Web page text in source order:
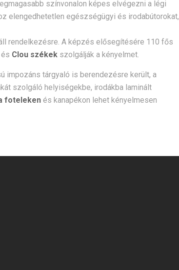
színvonalon képes elvégezni a légi
elengedhetetlen egészségügyi és irodabútorokat,
rendelkezésre. A képzés elősegítésére 110 fős
és Clou székek szolgálják a kényelmet.
impozáns tárgyaló is berendezésre került, a
szolgáló helyiségekbe, irodákba laminált
foteleken és kanapékon lehet kényelmesen